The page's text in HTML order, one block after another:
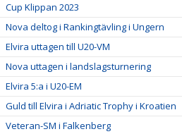
Cup Klippan 2023
Nova deltog i Rankingtävling i Ungern
Elvira uttagen till U20-VM
Nova uttagen i landslagsturnering
Elvira 5:a i U20-EM
Guld till Elvira i Adriatic Trophy i Kroatien
Veteran-SM i Falkenberg